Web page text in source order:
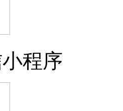
程序